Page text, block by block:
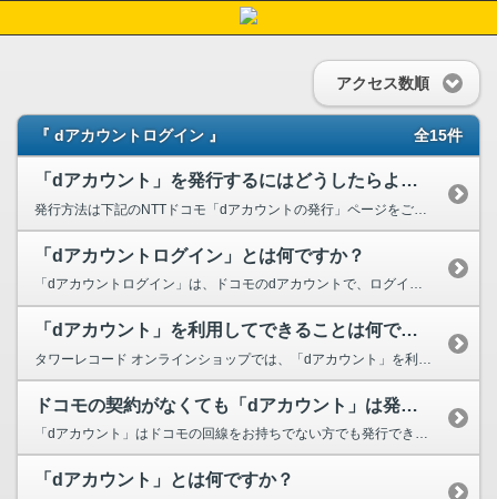
アクセス数順
『 dアカウントログイン 』 全15件
「dアカウント」を発行するにはどうしたらよいですか？
発行方法は下記のNTTドコモ「dアカウントの発行」ページをご覧ください。 ...
「dアカウントログイン」とは何ですか？
「dアカウントログイン」は、ドコモのdアカウントで、ログインができます。 なお、「dアカ...
「dアカウント」を利用してできることは何ですか？
ドコモの契約がなくても「dアカウント」は発行できますか？
「dアカウント」はドコモの回線をお持ちでない方でも発行できます。発行方法はNTTドコモ「dアカ...
「dアカウント」とは何ですか？